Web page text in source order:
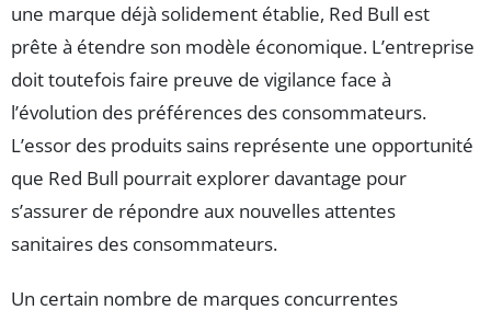
une marque déjà solidement établie, Red Bull est
prête à étendre son modèle économique. L’entreprise
doit toutefois faire preuve de vigilance face à
l’évolution des préférences des consommateurs.
L’essor des produits sains représente une opportunité
que Red Bull pourrait explorer davantage pour
s’assurer de répondre aux nouvelles attentes
sanitaires des consommateurs.
Un certain nombre de marques concurrentes